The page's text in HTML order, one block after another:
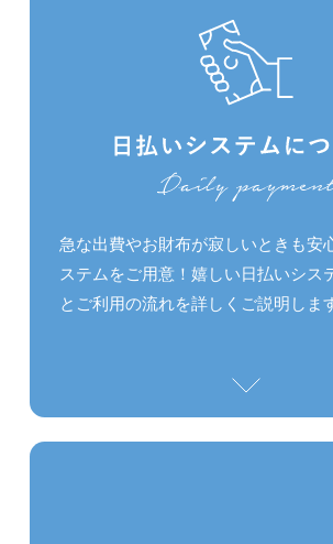
急な出費やお財布が寂しいときも安
ステムをご用意！嬉しい日払いシス
とご利用の流れを詳しくご説明しま